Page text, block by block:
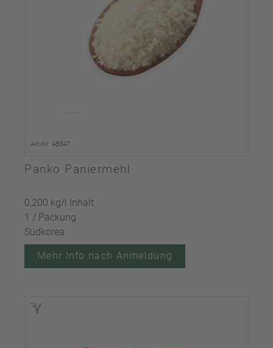
Art-Nr. 48347
Panko Paniermehl
0,200 kg/l Inhalt
1 / Packung
Südkorea
Mehr Info nach Anmeldung